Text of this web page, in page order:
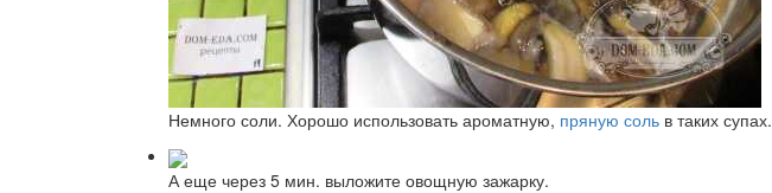
Немного соли. Хорошо использовать ароматную, пряную соль в таких супах.
А еще через 5 мин. выложите овощную зажарку.